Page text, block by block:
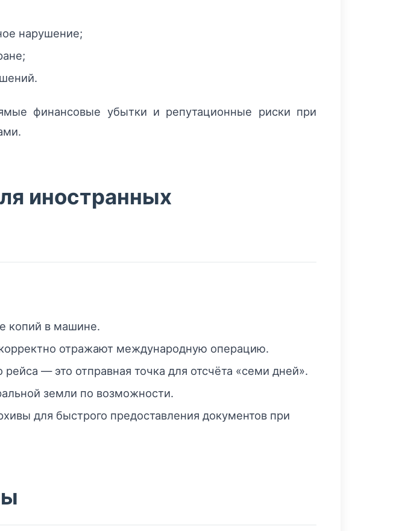
нарушение;
финансовые убытки и репутационные риски при
иностранных
копий в машине.
отражают международную операцию.
— это отправная точка для отсчёта «семи дней».
земли по возможности.
для быстрого предоставления документов при